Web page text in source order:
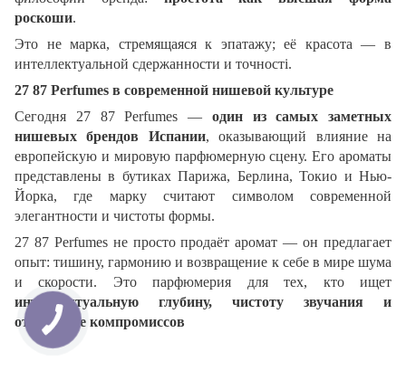
роскоши.
Это не марка, стремящаяся к эпатажу; её красота — в
интеллектуальной сдержанности и точності.
27 87 Perfumes в современной нишевой культуре
Сегодня 27 87 Perfumes — один из самых заметных
нишевых брендов Испании, оказывающий влияние на
европейскую и мировую парфюмерную сцену. Его ароматы
представлены в бутиках Парижа, Берлина, Токио и Нью-
Йорка, где марку считают символом современной
элегантности и чистоты формы.
27 87 Perfumes не просто продаёт аромат — он предлагает
опыт: тишину, гармонию и возвращение к себе в мире шума
и скорости. Это парфюмерия для тех, кто ищет
интеллектуальную глубину, чистоту звучания и
отсутствие компромиссов